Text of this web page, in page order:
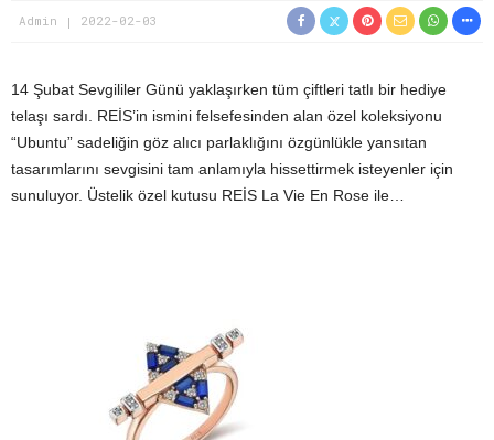
Admin 2022-02-03
14 Şubat Sevgililer Günü yaklaşırken tüm çiftleri tatlı bir hediye
telaşı sardı. REİS’in ismini felsefesinden alan özel koleksiyonu
“Ubuntu” sadeliğin göz alıcı parlaklığını özgünlükle yansıtan
tasarımlarını sevgisini tam anlamıyla hissettirmek isteyenler için
sunuluyor. Üstelik özel kutusu REİS La Vie En Rose ile…